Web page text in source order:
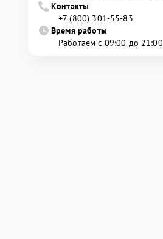
Контакты
+7 (800) 301-55-83
Время работы
Работаем с 09:00 до 21:00